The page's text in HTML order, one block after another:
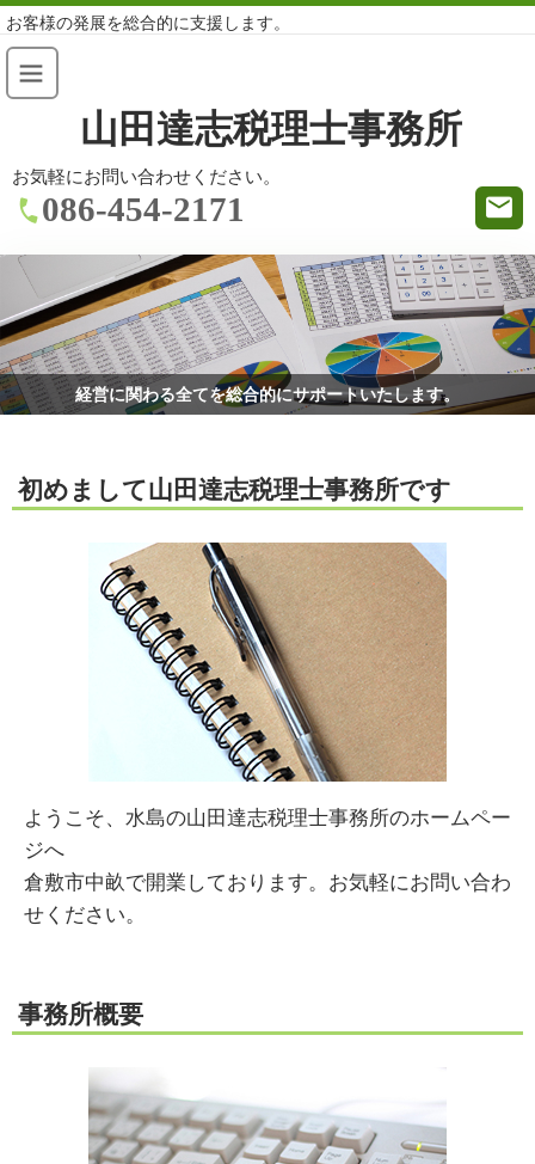
お客様の発展を総合的に支援します。
山田達志税理士事務所
お気軽にお問い合わせください。
086-454-2171
経営に関わる全てを総合的にサポートいたします。
初めまして山田達志税理士事務所です
ようこそ、水島の山田達志税理士事務所のホームペー
ジへ
倉敷市中畝で開業しております。お気軽にお問い合わ
せください。
事務所概要